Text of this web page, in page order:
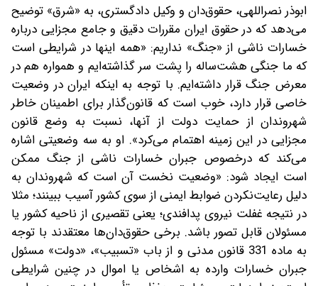
ابوذر نصراللهی، حقوق‌دان و وکیل دادگستری، به «شرق» توضیح
می‌دهد که در حقوق ایران مقررات دقیق و جامع مجزایی درباره
خسارات ناشی از «جنگ» نداریم: «همه اینها در شرایطی است
که ما جنگی هشت‌ساله را پشت سر گذاشته‌ایم و همواره هم در
معرض جنگ قرار داشته‌ایم. با توجه به اینکه ایران در وضعیت
خاصی قرار دارد، خوب است که قانون‌گذار برای اطمینان خاطر
شهروندان از حمایت دولت از آنها، نسبت به وضع قانون
مجزایی در این زمینه اهتمام می‌کرد». او به سه وضعیتی اشاره
می‌کند که درخصوص جبران خسارات ناشی از جنگ ممکن
است ایجاد شود: «وضعیت نخست آن است که شهروندان به
دلیل رعایت‌نکردن ضوابط ایمنی از سوی کشور آسیب ببینند؛ مثلا
در نتیجه غفلت نیروی پدافندی؛ یعنی‌ تقصیری از ناحیه کشور یا
مسئولان قابل تصور باشد. برخی حقوق‌دان‌ها معتقدند ‌با توجه
به ماده 331 قانون مدنی و از باب «تسبیب»، «دولت» مسئول
جبران خسارات وارده به اشخاص یا اموال در چنین شرایطی